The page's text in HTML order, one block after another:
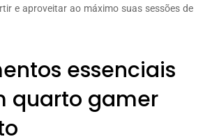
e aproveitar ao máximo suas sessões de
essenciais
quarto gamer